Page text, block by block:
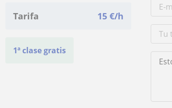
Tarifa 15 €/h
1ª clase gratis